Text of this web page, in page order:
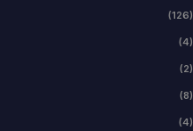
(126)
(4)
(2)
(8)
(4)